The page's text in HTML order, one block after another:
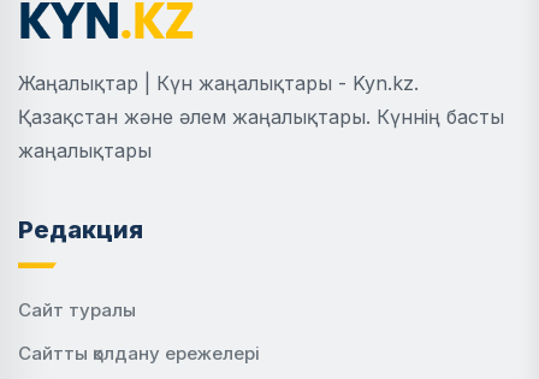
Жаңалықтар | Күн жаңалықтары - Kyn.kz.
Қазақстан және әлем жаңалықтары. Күннің басты
жаңалықтары
Редакция
Сайт туралы
Сайтты қолдану ережелері